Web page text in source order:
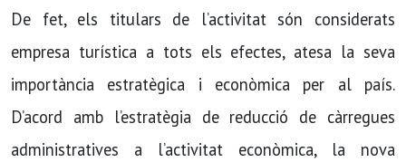
De fet, els titulars de l’activitat són considerats
empresa turística a tots els efectes, atesa la seva
importància estratègica i econòmica per al país.
D’acord amb l’estratègia de reducció de càrregues
administratives a l’activitat econòmica, la nova